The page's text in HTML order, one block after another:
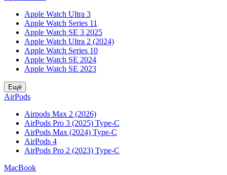
Apple Watch Ultra 3
Apple Watch Series 11
Apple Watch SE 3 2025
Apple Watch Ultra 2 (2024)
Apple Watch Series 10
Apple Watch SE 2024
Apple Watch SE 2023
Ещё
AirPods
Airpods Max 2 (2026)
AirPods Pro 3 (2025) Type-C
AirPods Max (2024) Type-C
AirPods 4
AirPods Pro 2 (2023) Type-C
MacBook